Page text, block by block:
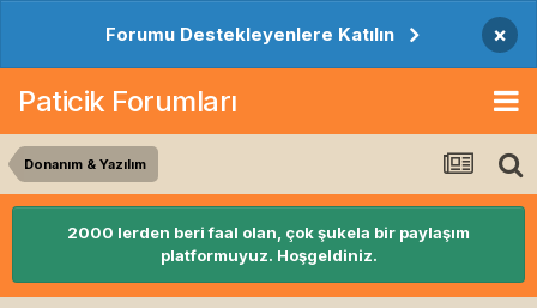
Forumu Destekleyenlere Katılın ×
Paticik Forumları
Donanım & Yazılım
2000 lerden beri faal olan, çok şukela bir paylaşım
platformuyuz. Hoşgeldiniz.